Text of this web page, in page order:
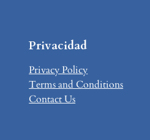
Privacidad
Privacy Policy
Terms and Conditions
Contact Us